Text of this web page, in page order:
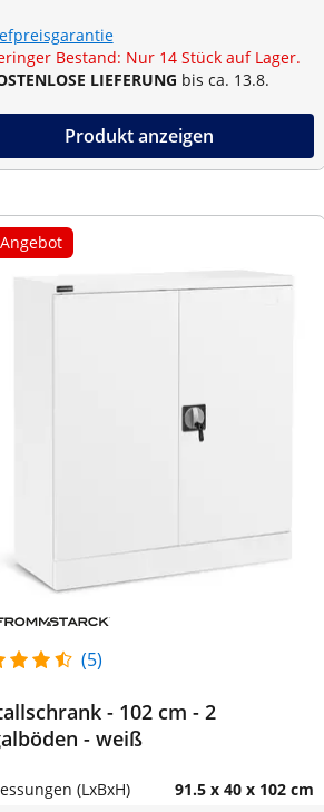
Bestand: Nur 14 Stück auf Lager.
LIEFERUNG bis ca. 13.8.
Produkt anzeigen
(5)
- 102 cm - 2
- weiß
(LxBxH) 91.5 x 40 x 102 cm